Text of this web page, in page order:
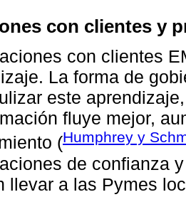
con clientes y
con clientes
La forma de
este
fluye mejor,
(Humphrey y
de confianza
llevar a las Pymes